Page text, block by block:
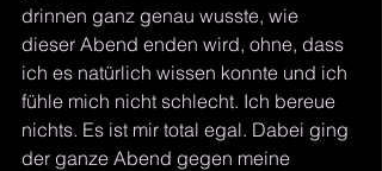
drinnen ganz genau wusste, wie
dieser Abend enden wird, ohne, dass
ich es natürlich wissen konnte und ich
fühle mich nicht schlecht. Ich bereue
nichts. Es ist mir total egal. Dabei ging
der ganze Abend gegen meine